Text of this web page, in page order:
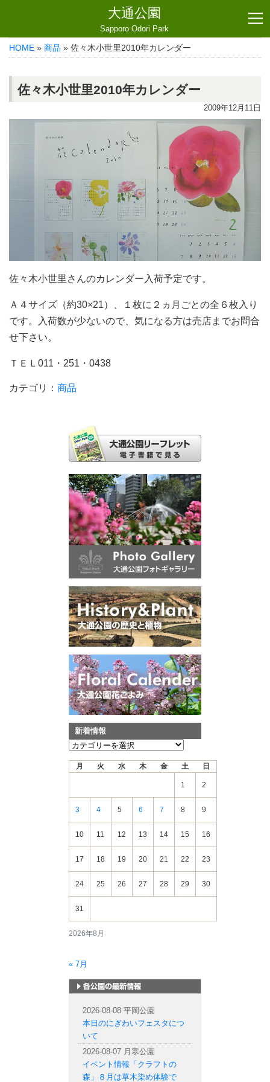
大通公園
Sapporo Odori Park
HOME » 商品 » 佐々木小世里2010年カレンダー
佐々木小世里2010年カレンダー
2009年12月11日
佐々木小世里さんのカレンダー入荷予定です。
Ａ４サイズ（約30×21）、１枚に２ヵ月ごとの全６枚入り
です。入荷数が少ないので、気になる方は売店までお問合
せ下さい。
ＴＥＬ011・251・0438
カテゴリ： 商品
新着情報
新
2026年8月
月 火 水 木 金 土 日
1 2
3 4 5 6 7 8 9
10 11 12 13 14 15 16
17 18 19 20 21 22 23
24 25 26 27 28 29 30
31
« 7月
2026-08-08 平岡公園
本日のにぎわいフェスタにつ
いて
2026-08-07 月寒公園
イベント情報「クラフトの
森」８月は草木染め体験で